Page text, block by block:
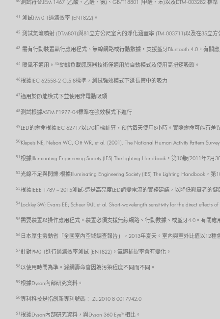
測試符合JEM 1467 (乙酸、乙醛、氨)、GB/T18801 (甲醛、苯)以及DTM-003282 標
41 測試PM 0.1過濾效率 (EN1822)。
42 測試氣流噴射 (DTM801)與81立方公尺室內的淨化涵蓋率 (TM-003711)以及在35立
43 需有行動裝置執行應用程式、無線網路或行動數據，支援藍牙Bluetooth 4.0。有關
44 暖風不適用。 45動態負載感應器技術僅適用於自動模式及使用高扭矩吸頭。
46根據IEC 62558-2 CL5.8標準，測試強效模式下延長管中的吸力
47適用於節能模式下並使用非電動吸頭
48 測試根據ASTM F1977-04標準在強效模式下進行
49 LED的壽命根據IEC 62717以L70指標計算，預估每天使用8小時。實際壽命可能有差
50Klepeis NE, Nelson WC, Ott WR, et al. (2001). The National Human Activity Pattern
51 根據Illuminating Engineering Society (IES) The Lighting Handbook，第10版(2011年7月
52光線不足與閃爍:根據Illuminating Engineering Society (IES) The Lighting Handbook，
53根據IEEE 1789 – 2015測試-這是高亮度LED調變電流的實務建議，以降低觀賞者的健
54 Lockley SW; Evans EE; Scheer FAJL et al. Short-wavelength sensitivity for the direct
55 需要裝置以操作應用程式。裝置必須支援無線網路、行動數據、或藍牙4.0。有關
56 日本厚生勞動省「全國室內空域調查報告」，2013年夏天。室內與室外比值以12
57 針對PM0.1進行過濾效率測試 (EN1822)。氣體捕捉率會有變化。
58以使用時間為準。濾網壽命會因為污染程度不同而不同。
59根據Dyson內部研究資料。
60專利科技是指創新專利號碼： ZL 2010 8 0017942.0
61 根據Dyson內部研究資料，與Dyson 360 Eye™相比。